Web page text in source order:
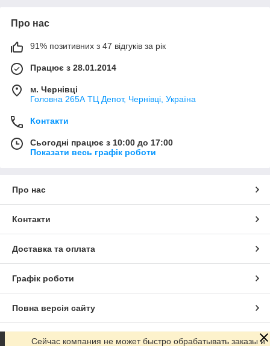
Про нас
91% позитивних з 47 відгуків за рік
Працює з 28.01.2014
м. Чернівці
Головна 265А ТЦ Депот, Чернівці, Україна
Контакти
Сьогодні працює з 10:00 до 17:00
Показати весь графік роботи
Про нас
Контакти
Доставка та оплата
Графік роботи
Повна версія сайту
Сайт створено на маркетплейсі Prom.ua
Сейчас компания не может быстро обрабатывать заказы и